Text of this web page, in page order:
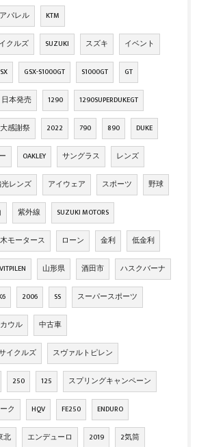
アパレル KTM
クルズ SUZUKI スズキ イベント
GSX-S1000GT S1000GT GT
日本発売 1290 1290SUPERDUKEGT
感謝祭 2022 790 890 DUKE
OAKLEY サングラス レンズ
レンズ アイウェア スポーツ 野球
紫外線 SUZUKI MOTORS
モータース ローン 金利 低金利
VITPILEN 山形県 酒田市 ハスクバーナ
2006 SS スーパースポーツ
ウル 中古車
イクルズ スヴァルトピレン
250 125 スプリングキャンペーン
ク HQV FE250 ENDURO
北 エンデューロ 2019 2気筒